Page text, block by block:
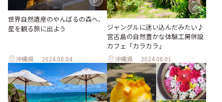
世界自然遺産のやんばるの森へ、
星を観る旅に出よう
沖縄県 2024.08.04
ジャングルに迷い込んだみたい♪
宮古島の自然豊かな体験工房併設
カフェ「カラカラ」
沖縄県 2024.08.01